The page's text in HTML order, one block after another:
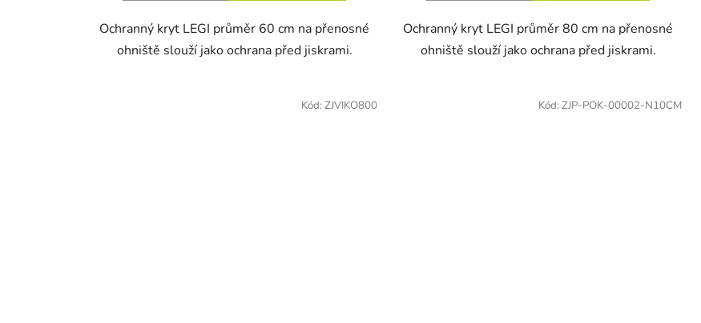
Ochranný kryt LEGI průměr 60 cm na přenosné
ohniště slouží jako ochrana před jiskrami.
Ochranný kryt LEGI průměr 80 cm na přenosné
ohniště slouží jako ochrana před jiskrami.
Kód:ZJVIKO800 Kód: ZJP-POK-00002-N10CM